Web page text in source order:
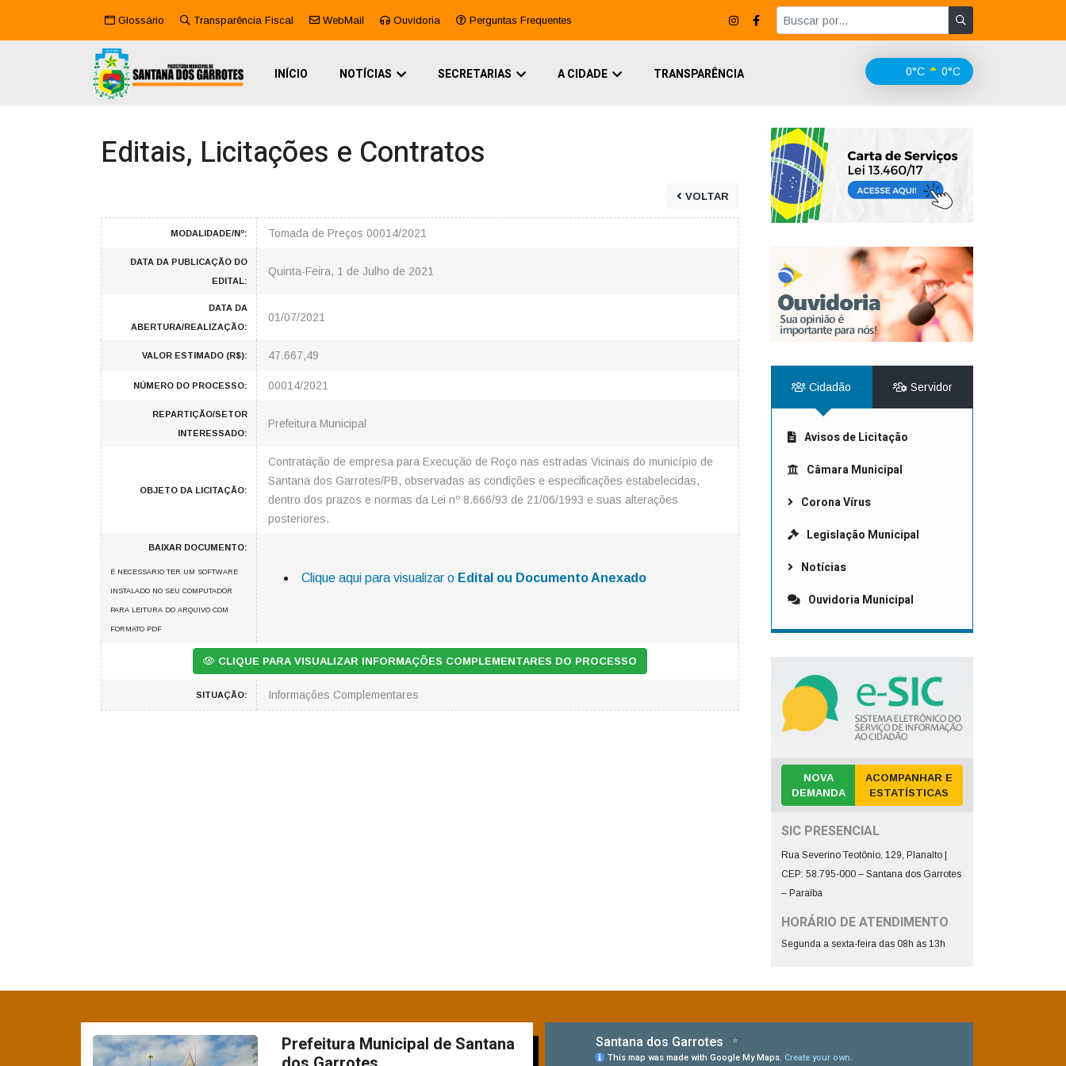
Glossário Transparência Fiscal WebMail Ouvidoria Perguntas Frequentes
0°C 0°C
INÍCIO NOTÍCIAS SECRETARIAS A CIDADE TRANSPARÊNCIA
Editais, Licitações e Contratos
VOLTAR
MODALIDADE/Nº: Tomada de Preços 00014/2021
DATA DA PUBLICAÇÃO DO
EDITAL:
Quinta-Feira, 1 de Julho de 2021
DATA DA
ABERTURA/REALIZAÇÃO:
01/07/2021
VALOR ESTIMADO (R$): 47.667,49
NÚMERO DO PROCESSO: 00014/2021
REPARTIÇÃO/SETOR
INTERESSADO:
Prefeitura Municipal
OBJETO DA LICITAÇÃO:
Contratação de empresa para Execução de Roço nas estradas Vicinais do município de
Santana dos Garrotes/PB, observadas as condições e especificações estabelecidas,
dentro dos prazos e normas da Lei nº 8.666/93 de 21/06/1993 e suas alterações
posteriores.
BAIXAR DOCUMENTO:
É NECESSARIO TER UM SOFTWARE
INSTALADO NO SEU COMPUTADOR
PARA LEITURA DO ARQUIVO COM
FORMATO PDF
Clique aqui para visualizar o Edital ou Documento Anexado
CLIQUE PARA VISUALIZAR INFORMAÇÕES COMPLEMENTARES DO PROCESSO
SITUAÇÃO: Informações Complementares
Cidadão Servidor
Avisos de Licitação
Câmara Municipal
Corona Vírus
Legislação Municipal
Notícias
Ouvidoria Municipal
NOVA
DEMANDA
ACOMPANHAR E
ESTATÍSTICAS
SIC PRESENCIAL
Rua Severino Teotônio, 129, Planalto |
CEP: 58.795-000 – Santana dos Garrotes
– Paraíba
HORÁRIO DE ATENDIMENTO
Segunda a sexta-feira das 08h às 13h
Prefeitura Municipal de Santana